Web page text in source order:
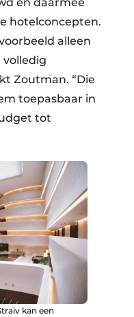
hotelconcepten.
alleen
volledig
Zoutman. “Die
toepasbaar in
tot
kan een